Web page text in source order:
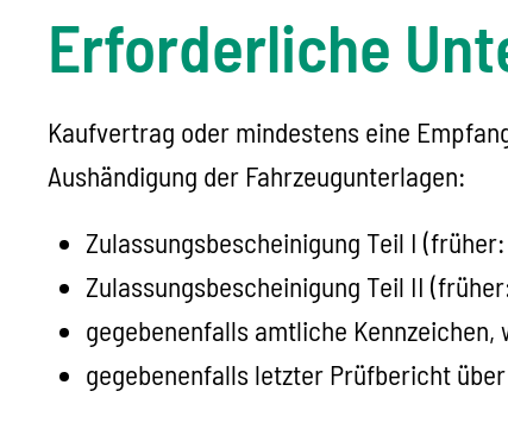
Erforderliche
Kaufvertrag oder mindestens eine
Aushändigung der Fahrzeugunterlagen:
Zulassungsbescheinigung Teil I
Zulassungsbescheinigung Teil II
gegebenenfalls amtliche Kennzeichen,
gegebenenfalls letzter Prüfbericht